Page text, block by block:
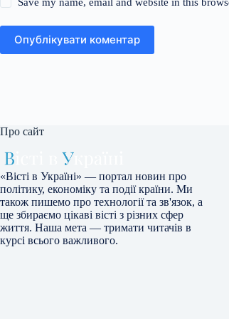
Опублікувати коментар
Про сайт
«Вісті в Україні» — портал новин про
політику, економіку та події країни. Ми
також пишемо про технології та зв'язок, а
ще збираємо цікаві вісті з різних сфер
життя. Наша мета — тримати читачів в
курсі всього важливого.